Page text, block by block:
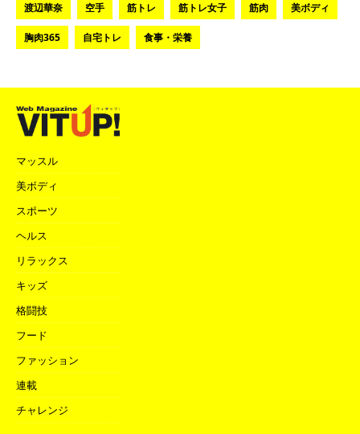
渡辺華奈 空手 筋トレ 筋トレ女子 筋肉 美ボディ
胸肉365 自宅トレ 食事・栄養
マッスル
美ボディ
スポーツ
ヘルス
リラックス
キッズ
格闘技
フード
ファッション
連載
チャレンジ